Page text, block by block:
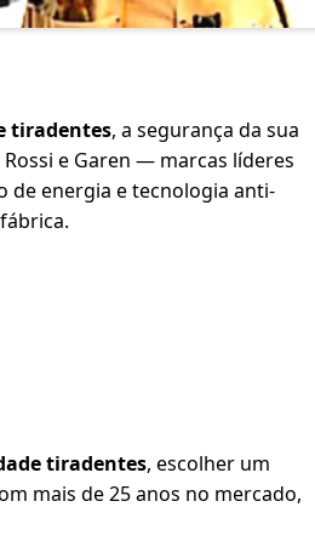
tiradentes, a segurança da sua
e Garen — marcas líderes
energia e tecnologia anti-
tiradentes, escolher um
mais de 25 anos no mercado,